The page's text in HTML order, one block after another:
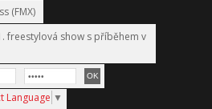
(FMX)
freestylová show s příběhem v
Language ▼